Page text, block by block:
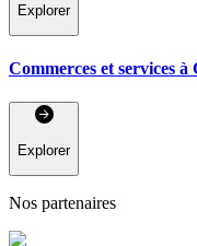
Explorer
Commerces et services à
Explorer
Nos partenaires